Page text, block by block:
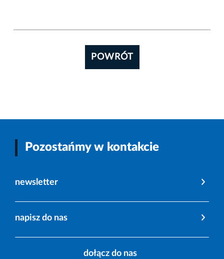
POWRÓT
Pozostańmy w kontakcie
newsletter
napisz do nas
dołącz do nas